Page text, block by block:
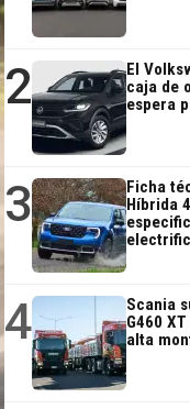
2
El
caja de
espera
3
Ficha
Híbrida
4
Scania
G460
alta